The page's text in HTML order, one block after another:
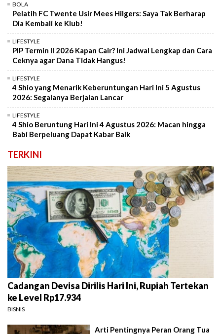
BOLA
Pelatih FC Twente Usir Mees Hilgers: Saya Tak Berharap
Dia Kembali ke Klub!
LIFESTYLE
PIP Termin II 2026 Kapan Cair? Ini Jadwal Lengkap dan Cara
Ceknya agar Dana Tidak Hangus!
LIFESTYLE
4 Shio yang Menarik Keberuntungan Hari Ini 5 Agustus
2026: Segalanya Berjalan Lancar
LIFESTYLE
4 Shio Beruntung Hari Ini 4 Agustus 2026: Macan hingga
Babi Berpeluang Dapat Kabar Baik
TERKINI
Cadangan Devisa Dirilis Hari Ini, Rupiah Tertekan
ke Level Rp17.934
BISNIS
Arti Pentingnya Peran Orang Tua